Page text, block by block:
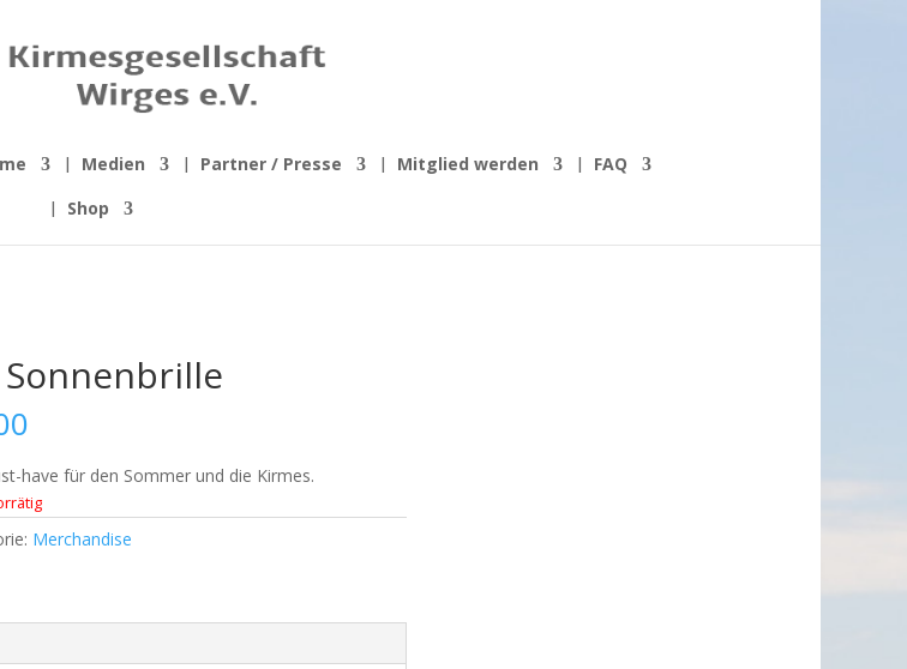
Medien Partner / Presse Mitglied werden
FAQ
Shop
Sonnenbrille
have für den Sommer und die Kirmes.
Merchandise